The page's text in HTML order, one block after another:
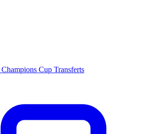
Champions Cup Transferts